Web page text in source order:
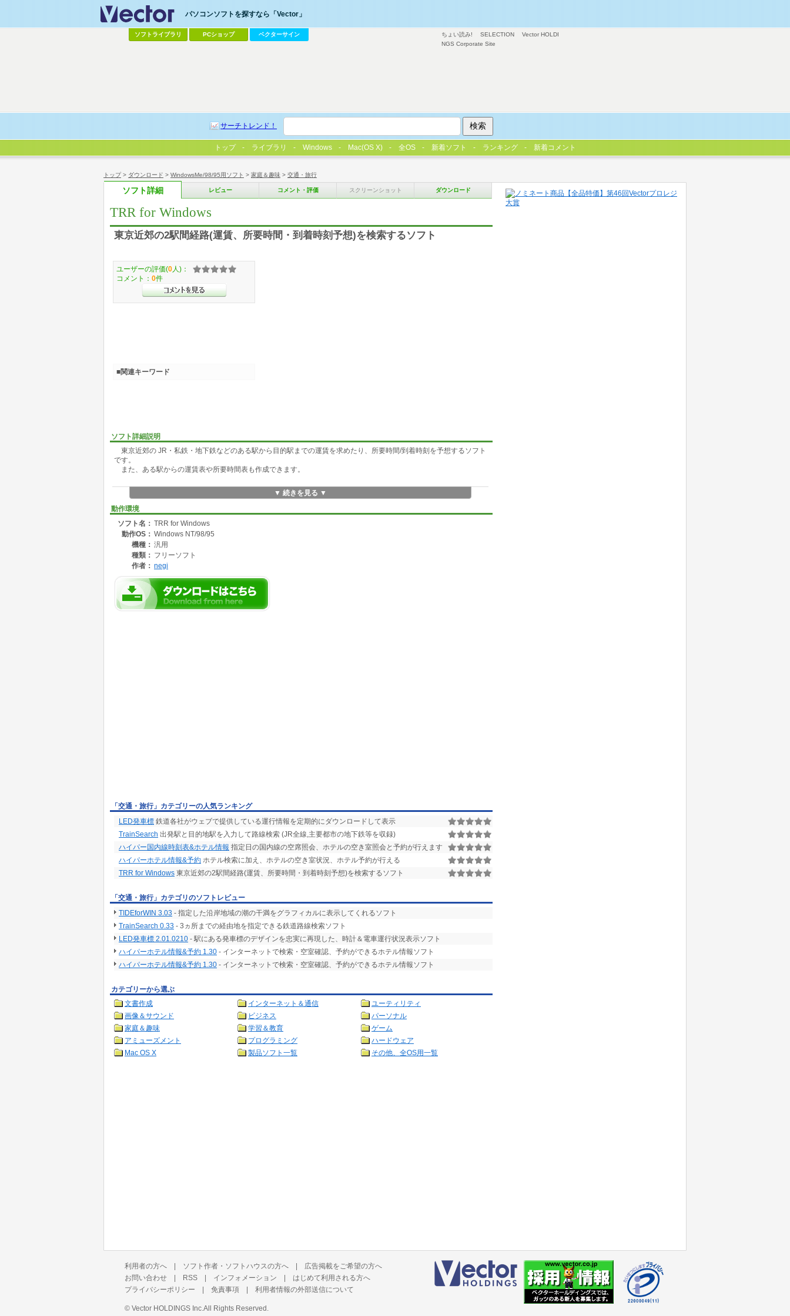
トップ> ダウンロード > WindowsMe/98/95用ソフト > 家庭＆趣味 > 交通・旅行
ソフト詳細 レビュー コメント・評価 スクリーンショット ダウンロード
TRR for Windows
東京近郊の2駅間経路(運賃、所要時間・到着時刻予想)を検索するソフト
ソフト詳細説明
東京近郊の JR・私鉄・地下鉄などのある駅から目的駅までの運賃を求めたり、所要時間/到着時刻を予想するソフト
です。
また、ある駅からの運賃表や所要時間表も作成できます。
▼ 続きを見る ▼
動作環境
ソフト名： TRR for Windows
動作OS： Windows NT/98/95
機種： 汎用
種類： フリーソフト
作者： negi
ユーザーの評価(0 人)：
コメント： 0件
■関連キーワード
「交通・旅行」カテゴリーの人気ランキング
LED発車標 鉄道各社がウェブで提供している運行情報を定期的にダウンロードして表示
TrainSearch 出発駅と目的地駅を入力して路線検索 (JR全線,主要都市の地下鉄等を収録)
ハイパー国内線時刻表&ホテル情報 指定日の国内線の空席照会、ホテルの空き室照会と予約が行えます
ハイパーホテル情報&予約 ホテル検索に加え、ホテルの空き室状況、ホテル予約が行える
TRR for Windows 東京近郊の2駅間経路(運賃、所要時間・到着時刻予想)を検索するソフト
「交通・旅行」カテゴリのソフトレビュー
TIDEforWIN 3.03 - 指定した沿岸地域の潮の干満をグラフィカルに表示してくれるソフト
TrainSearch 0.33 - 3ヵ所までの経由地を指定できる鉄道路線検索ソフト
LED発車標 2.01.0210 - 駅にある発車標のデザインを忠実に再現した、時計＆電車運行状況表示ソフト
ハイパーホテル情報&予約 1.30 - インターネットで検索・空室確認、予約ができるホテル情報ソフト
ハイパーホテル情報&予約 1.30 - インターネットで検索・空室確認、予約ができるホテル情報ソフト
カテゴリーから選ぶ
文書作成
インターネット＆通信
ユーティリティ
画像＆サウンド
ビジネス
パーソナル
家庭＆趣味
学習＆教育
ゲーム
アミューズメント
プログラミング
ハードウェア
Mac OS X
製品ソフト一覧 その他、全OS用一覧
ちょい読み! SELECTION
Vector HOLDI
NGS Corporate Site
パソコンソフトを探すなら「Vector」
ソフトライブラリ PCショップ ベクターサイン
サーチトレンド！
トップ ライブラリ Windows Mac(OS X) 全OS 新着ソフト ランキング 新着コメント
利用者の方へ | ソフト作者・ソフトハウスの方へ | 広告掲載をご希望の方へ
お問い合わせ | RSS | インフォメーション | はじめて利用される方へ
プライバシーポリシー | 免責事項 | 利用者情報の外部送信について
© Vector HOLDINGS Inc. All Rights Reserved.